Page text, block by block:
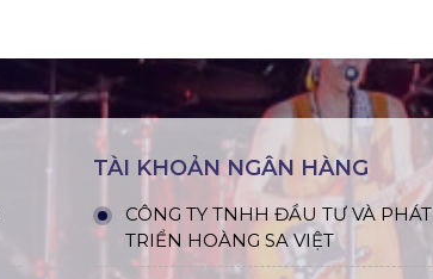
TÀI KHOẢN NGÂN HÀNG
CÔNG TY TNHH ĐẦU TƯ VÀ PHÁT
TRIỂN HOÀNG SA VIỆT